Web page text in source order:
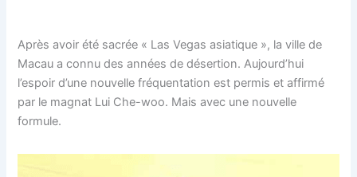
Après avoir été sacrée « Las Vegas asiatique », la ville de
Macau a connu des années de désertion. Aujourd’hui
l’espoir d’une nouvelle fréquentation est permis et affirmé
par le magnat Lui Che-woo. Mais avec une nouvelle
formule.